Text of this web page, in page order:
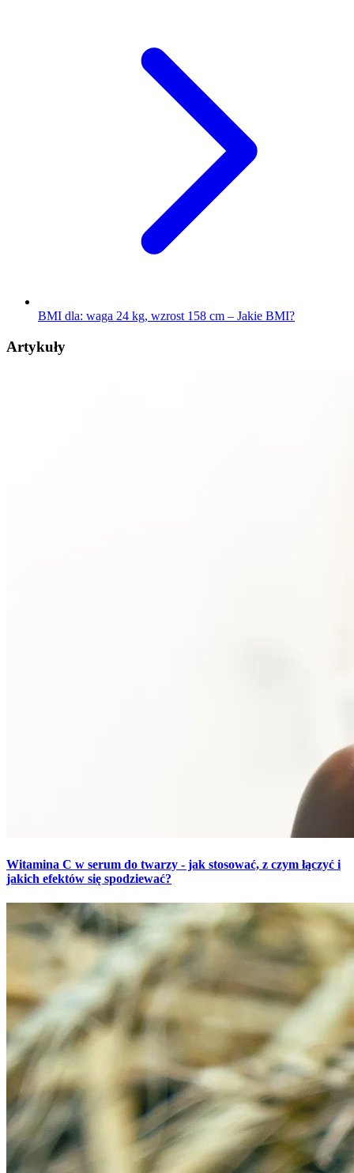
BMI dla: waga 24 kg, wzrost 158 cm – Jakie BMI?
Artykuły
Witamina C w serum do twarzy - jak stosować, z czym łączyć i
jakich efektów się spodziewać?